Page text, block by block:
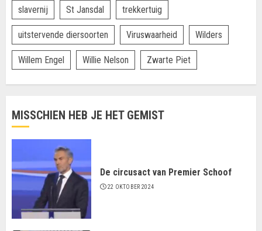
slavernij St Jansdal trekkertuig
uitstervende diersoorten Viruswaarheid Wilders
Willem Engel Willie Nelson Zwarte Piet
MISSCHIEN HEB JE HET GEMIST
De circusact van Premier Schoof
22 OKTOBER 2024